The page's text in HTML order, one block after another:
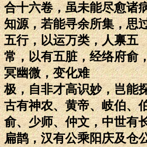
合十六卷，虽未能尽愈诸
知源，若能寻余所集，思
五行，以运万类，人禀五
常，以有五脏，经络府俞
冥幽微，变化难
极，自非才高识妙，岂能
古有神农、黄帝、岐伯、
俞、少师、仲文，中世有
扁鹊，汉有公乘阳庆及仓